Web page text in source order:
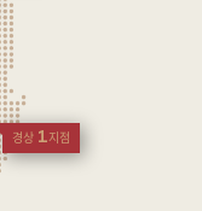
경상 1지점